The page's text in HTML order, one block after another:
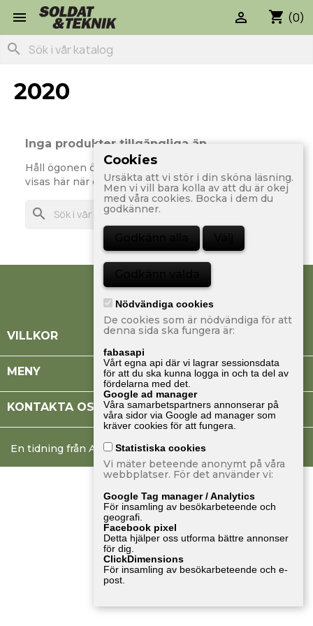
 shopping_cart (0)

search
2020
Inga produkter tillgängliga än
Håll ögonen öppna! Fler prdoukter kommer att
visas här när de läggs till.
search
VILLKOR
MENY 
KONTAKTA OSS
En tidning från Albinsson & Sjöberg
Cookies
Ursäkta att vi stör i din sköna läsning.
Men vi vill bara kolla av att du är okej
med våra cookies. Bocka i dem du
godkänner.
Godkänn alla Välj
Godkänn valda
Nödvändiga cookies
De cookies som är nödvändiga för att
denna sida ska fungera är:
fabasapi
Vårt egna api där vi lagrar sessionsdata
för att du ska kunna logga in och ta del av
fördelarna med det.
Google ad manager
Våra samarbetspartners annonserar på
våra sidor via Google ad manager som
kräver cookies för att fungera.
Statistiska cookies
Vi mäter beteende anonymt på våra
webbplatser. För det använder vi:
Google Tag manager / Analytics
För insamling av besökarbeteende och
geografi.
Facebook pixel
Detta hjälper oss utforma bättre annonser
för dig.
ClickDimensions
För insamling av besökarbeteende och e-
post.